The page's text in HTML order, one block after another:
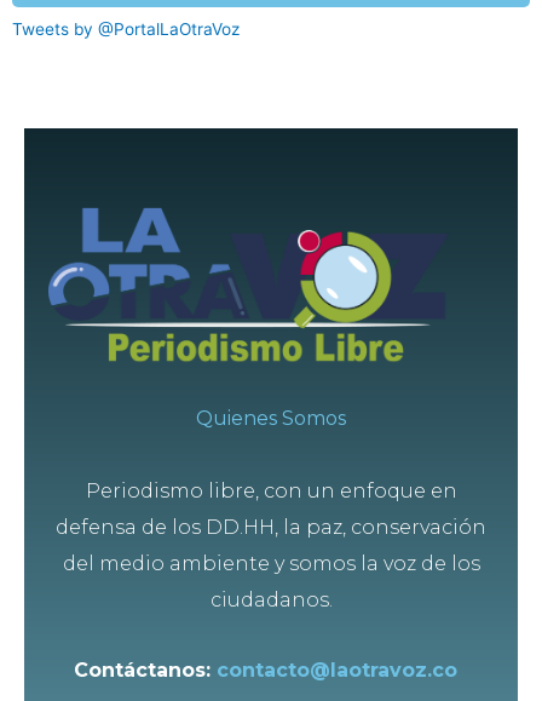
Tweets by @PortalLaOtraVoz
Quienes Somos
Periodismo libre, con un enfoque en
defensa de los DD.HH, la paz, conservación
del medio ambiente y somos la voz de los
ciudadanos.
Contáctanos: contacto@laotravoz.co